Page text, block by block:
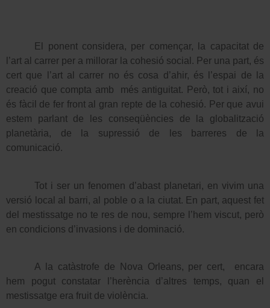
El ponent considera, per començar, la capacitat de
l’art al carrer per a millorar la cohesió social. Per una part, és
cert que l’art al carrer no és cosa d’ahir, és l’espai de la
creació que compta amb
més antiguitat. Però, tot i així, no
és fàcil de fer front al gran repte de la cohesió. Per que avui
estem parlant de les conseqüències de la globalització
planetària, de la supressió de les barreres de la
comunicació.
Tot i ser un fenomen d’abast planetari, en vivim una
versió local al barri, al poble o a la ciutat. En part, aquest fet
del mestissatge no te res de nou, sempre l’hem viscut, però
en condicions d’invasions i de dominació.
A la catàstrofe de Nova Orleans, per cert,
encara
hem pogut constatar l’herència d’altres temps, quan el
mestissatge era fruit de violència.